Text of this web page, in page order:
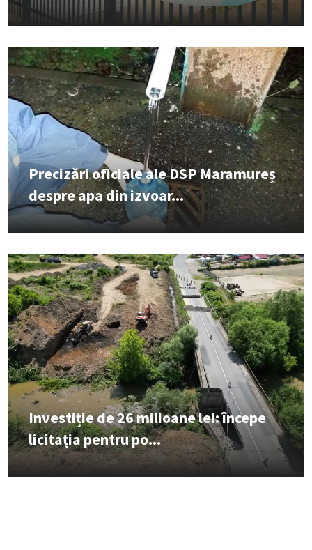
Precizări oficiale ale DSP Maramureș
despre apa din izvoar...
Investiție de 26 milioane lei: începe
licitația pentru po...